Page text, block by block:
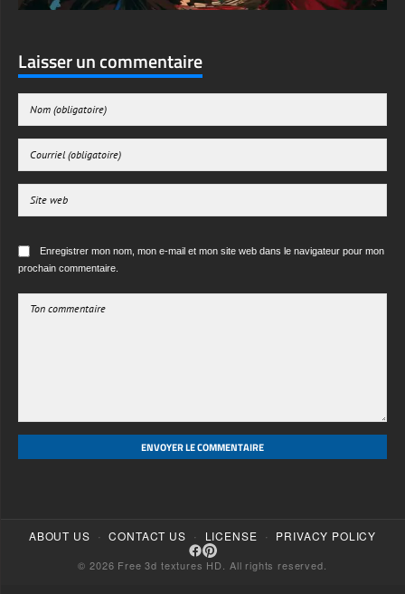
Laisser un commentaire
Enregistrer mon nom, mon e-mail et mon site web dans le navigateur pour mon
prochain commentaire.
ENVOYER LE COMMENTAIRE
© 2026 Free 3d textures HD. All rights reserved.
ABOUT US · CONTACT US · LICENSE · PRIVACY POLICY